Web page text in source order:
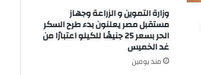
وزارة التموين و الزراعة وجهاز
مستقبل مصر يعلنون بدء طرح السكر
الحر بسعر 25 جنيهًا للكيلو اعتبارًا من
غد الخميس
منذ يومين